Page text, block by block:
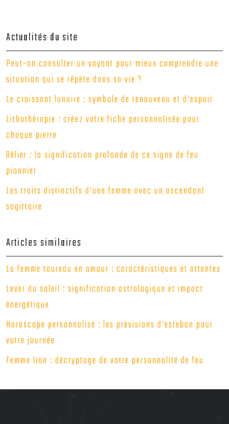
Actualités du site
Peut-on consulter un voyant pour mieux comprendre une
situation qui se répète dans sa vie ?
Le croissant lunaire : symbole de renouveau et d’espoir
Lithothérapie : créez votre fiche personnalisée pour
chaque pierre
Bélier : la signification profonde de ce signe de feu
pionnier
Les traits distinctifs d’une femme avec un ascendant
sagittaire
Articles similaires
La femme taureau en amour : caractéristiques et attentes
Lever du soleil : signification astrologique et impact
énergétique
Horoscope personnalisé : les prévisions d’esteban pour
votre journée
Femme lion : décryptage de votre personnalité de feu